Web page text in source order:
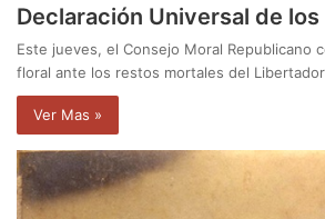
Declaración Universal de los
Este jueves, el Consejo Moral Republicano
floral ante los restos mortales del
Ver Mas »